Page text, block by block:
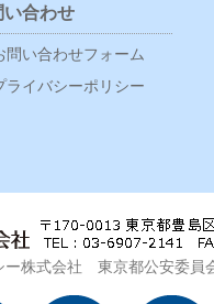
い合わせ
問い合わせフォーム
ライバシーポリシー
ー株式会社 東京都公安委